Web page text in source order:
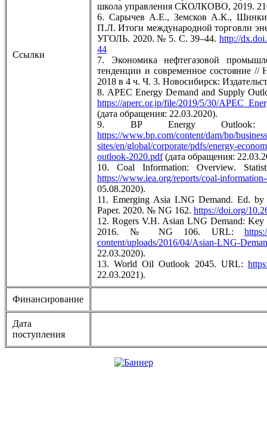
Ссылки
школа управления СКОЛКОВО, 2019.
6. Сарычев А.Е., Земсков А.К.,
П.Л. Итоги международной торговли
УГОЛЬ. 2020. № 5. С. 39–44. http://
44
7. Экономика нефтегазовой
тенденции и современное состояние //
2018 в 4 ч. Ч. 3. Новосибирск:
8. APEC Energy Demand and Supply
https://aperc.or.jp/file/2019/5/30/
(дата обращения: 22.03.2020).
9. BP Energy Outlook:
https://www.bp.com/content/dam/bp/
sites/en/global/corporate/pdfs/energy-
outlook-2020.pdf(дата обращения:
10. Coal Information: Overview.
https://www.iea.org/reports/coal-
05.08.2020).
11. Emerging Asia LNG Demand. Ed.
Paper. 2020. № NG 162. https://doi.org/
12. Rogers V.H. Asian LNG Demand:
2016. № NG 106. URL:
content/uploads/2016/04/Asian-LNG-
22.03.2020).
13. World Oil Outlook 2045. URL:
22.03.2021).
Финансирование
Дата
поступления